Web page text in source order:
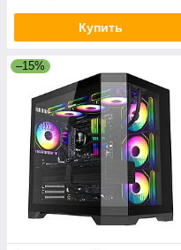
Купить
–15%